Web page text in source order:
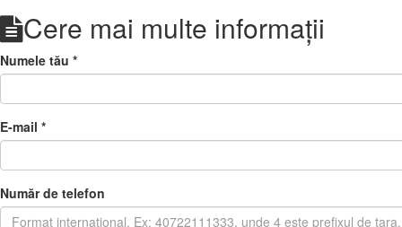
Cere mai multe informații
Numele tău *
E-mail *
Număr de telefon